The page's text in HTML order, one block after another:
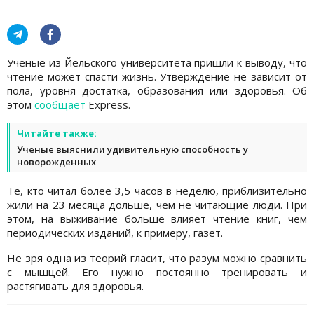
Ученые из Йельского университета пришли к выводу, что
чтение может спасти жизнь. Утверждение не зависит от
пола, уровня достатка, образования или здоровья. Об
этом сообщает Express.
Читайте также:
Ученые выяснили удивительную способность у
новорожденных
Те, кто читал более 3,5 часов в неделю, приблизительно
жили на 23 месяца дольше, чем не читающие люди. При
этом, на выживание больше влияет чтение книг, чем
периодических изданий, к примеру, газет.
Не зря одна из теорий гласит, что разум можно сравнить
с мышцей. Его нужно постоянно тренировать и
растягивать для здоровья.